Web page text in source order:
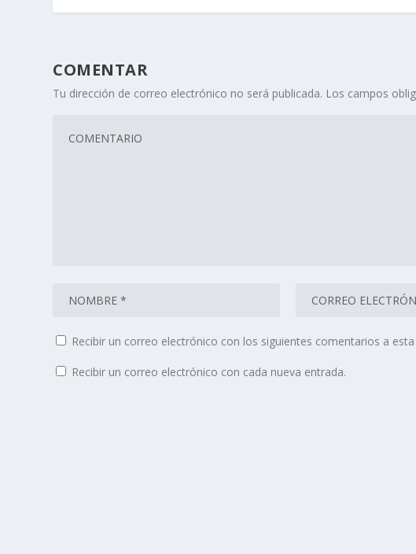
COMENTAR
Tu dirección de correo electrónico no será publicada. Los campos
Recibir un correo electrónico con los siguientes comentarios a
Recibir un correo electrónico con cada nueva entrada.